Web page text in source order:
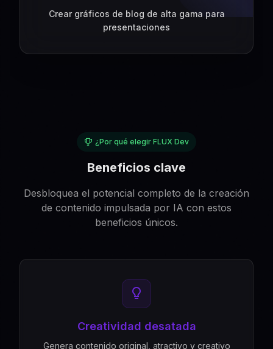
Crear gráficos de blog de alta gama para
presentaciones
¿Por qué elegir FLUX Dev
Beneficios clave
Desbloquea el potencial completo de la creación
de contenido impulsada por IA con estos
beneficios únicos.
Creatividad desatada
Genera contenido original, atractivo y creativo